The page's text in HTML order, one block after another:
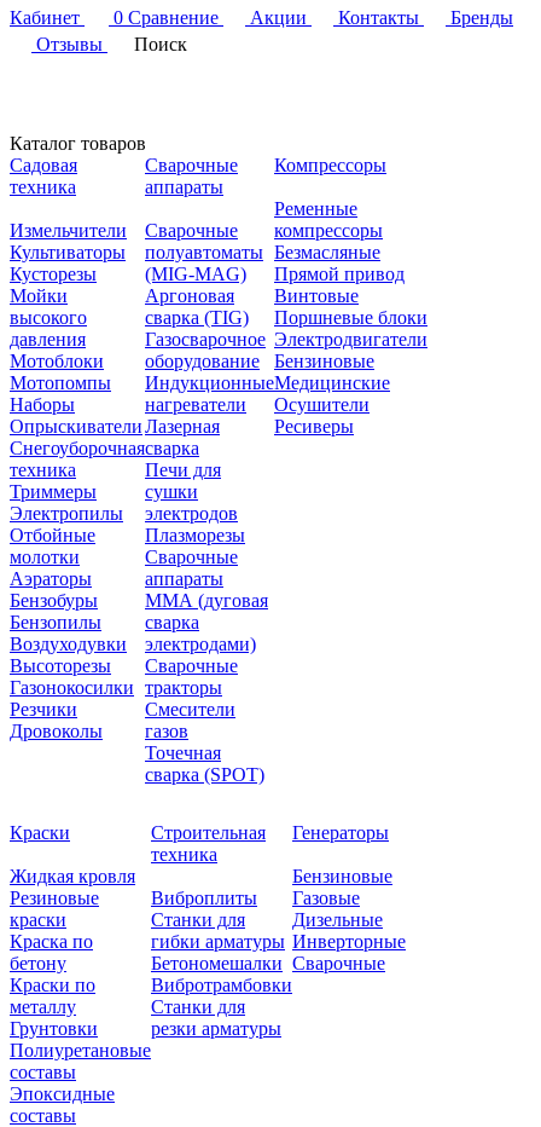
Кабинет
0 Сравнение Акции Контакты
Бренды
Отзывы
Поиск
Каталог товаров
Садовая
техника
Измельчители
Культиваторы
Кусторезы
Мойки
высокого
давления
Мотоблоки
Мотопомпы
Наборы
Опрыскиватели
Снегоуборочная
техника
Триммеры
Электропилы
Отбойные
молотки
Аэраторы
Бензобуры
Бензопилы
Воздуходувки
Высоторезы
Газонокосилки
Резчики
Дровоколы
Сварочные
аппараты
Сварочные
полуавтоматы
(MIG-MAG)
Аргоновая
сварка (TIG)
Газосварочное
оборудование
Индукционные
нагреватели
Лазерная
сварка
Печи для
сушки
электродов
Плазморезы
Сварочные
аппараты
ММА (дуговая
сварка
электродами)
Сварочные
тракторы
Смесители
газов
Точечная
сварка (SPOT)
Компрессоры
Ременные
компрессоры
Безмасляные
Прямой привод
Винтовые
Поршневые блоки
Электродвигатели
Бензиновые
Медицинские
Осушители
Ресиверы
Краски
Жидкая кровля
Резиновые
краски
Краска по
бетону
Краски по
металлу
Грунтовки
Полиуретановые
составы
Эпоксидные
составы
Строительная
техника
Виброплиты
Станки для
гибки арматуры
Бетономешалки
Вибротрамбовки
Станки для
резки арматуры
Генераторы
Бензиновые
Газовые
Дизельные
Инверторные
Сварочные